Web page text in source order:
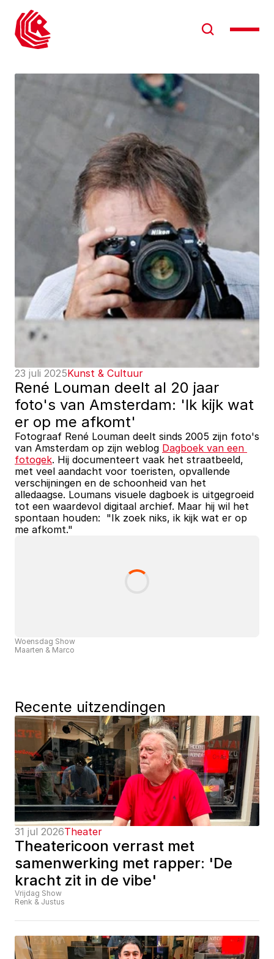
23 juli 2025Kunst & Cultuur
René Louman deelt al 20 jaar
foto's van Amsterdam: 'Ik kijk wat
er op me afkomt'
Fotograaf René Louman deelt sinds 2005 zijn foto's
van Amsterdam op zijn weblog Dagboek van een
fotogek. Hij documenteert vaak het straatbeeld,
met veel aandacht voor toeristen, opvallende
verschijningen en de schoonheid van het
alledaagse. Loumans visuele dagboek is uitgegroeid
tot een waardevol digitaal archief. Maar hij wil het
spontaan houden:  "Ik zoek niks, ik kijk wat er op
me afkomt."
Woensdag Show
Maarten & Marco
Recente uitzendingen
31 jul 2026Theater
Theatericoon verrast met
samenwerking met rapper: 'De
kracht zit in de vibe'
Vrijdag Show
Renk & Justus